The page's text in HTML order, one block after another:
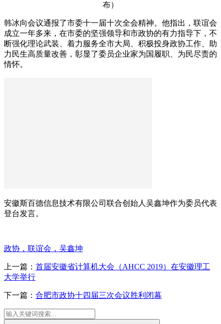
布）
韩冰向会议通报了市委十一届十次全会精神。他指出，联谊会
成立一年多来，在市委的坚强领导和市政协的有力指导下，不
断强化理论武装、着力服务全市大局、积极投身政协工作、助
力民生高质量改善，彰显了委员企业家为国履职、为民尽责的
情怀。
安徽斯百德信息技术有限公司联合创始人吴鑫坤作为委员代表
登台发言。
政协，联谊会，吴鑫坤
上一篇： 首届安徽省计算机大会（AHCC 2019）在安徽理工
大学举行
下一篇： 合肥市政协十四届三次会议胜利闭幕